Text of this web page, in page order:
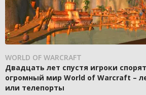
WORLD OF WARCRAFT
Двадцать лет спустя игроки
огромный мир World of Warcraft –
или телепорты